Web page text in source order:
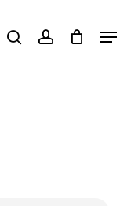
searchaccountClose